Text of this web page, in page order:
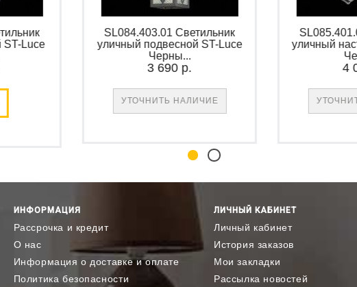
SL084.403.01 Светильник
уличный подвесной ST-Luce
Черны...
3 690 р.
УТОЧНИТЬ НАЛИЧИЕ
SL085.401.01
уличный
Черны...
4 000 р.
УТОЧНИТЬ
ИНФОРМАЦИЯ
Рассрочка и кредит
О нас
Информация о доставке и оплате
Политика безопасности
ЛИЧНЫЙ КАБИНЕТ
Личный кабинет
История заказов
Мои закладки
Рассылка новостей